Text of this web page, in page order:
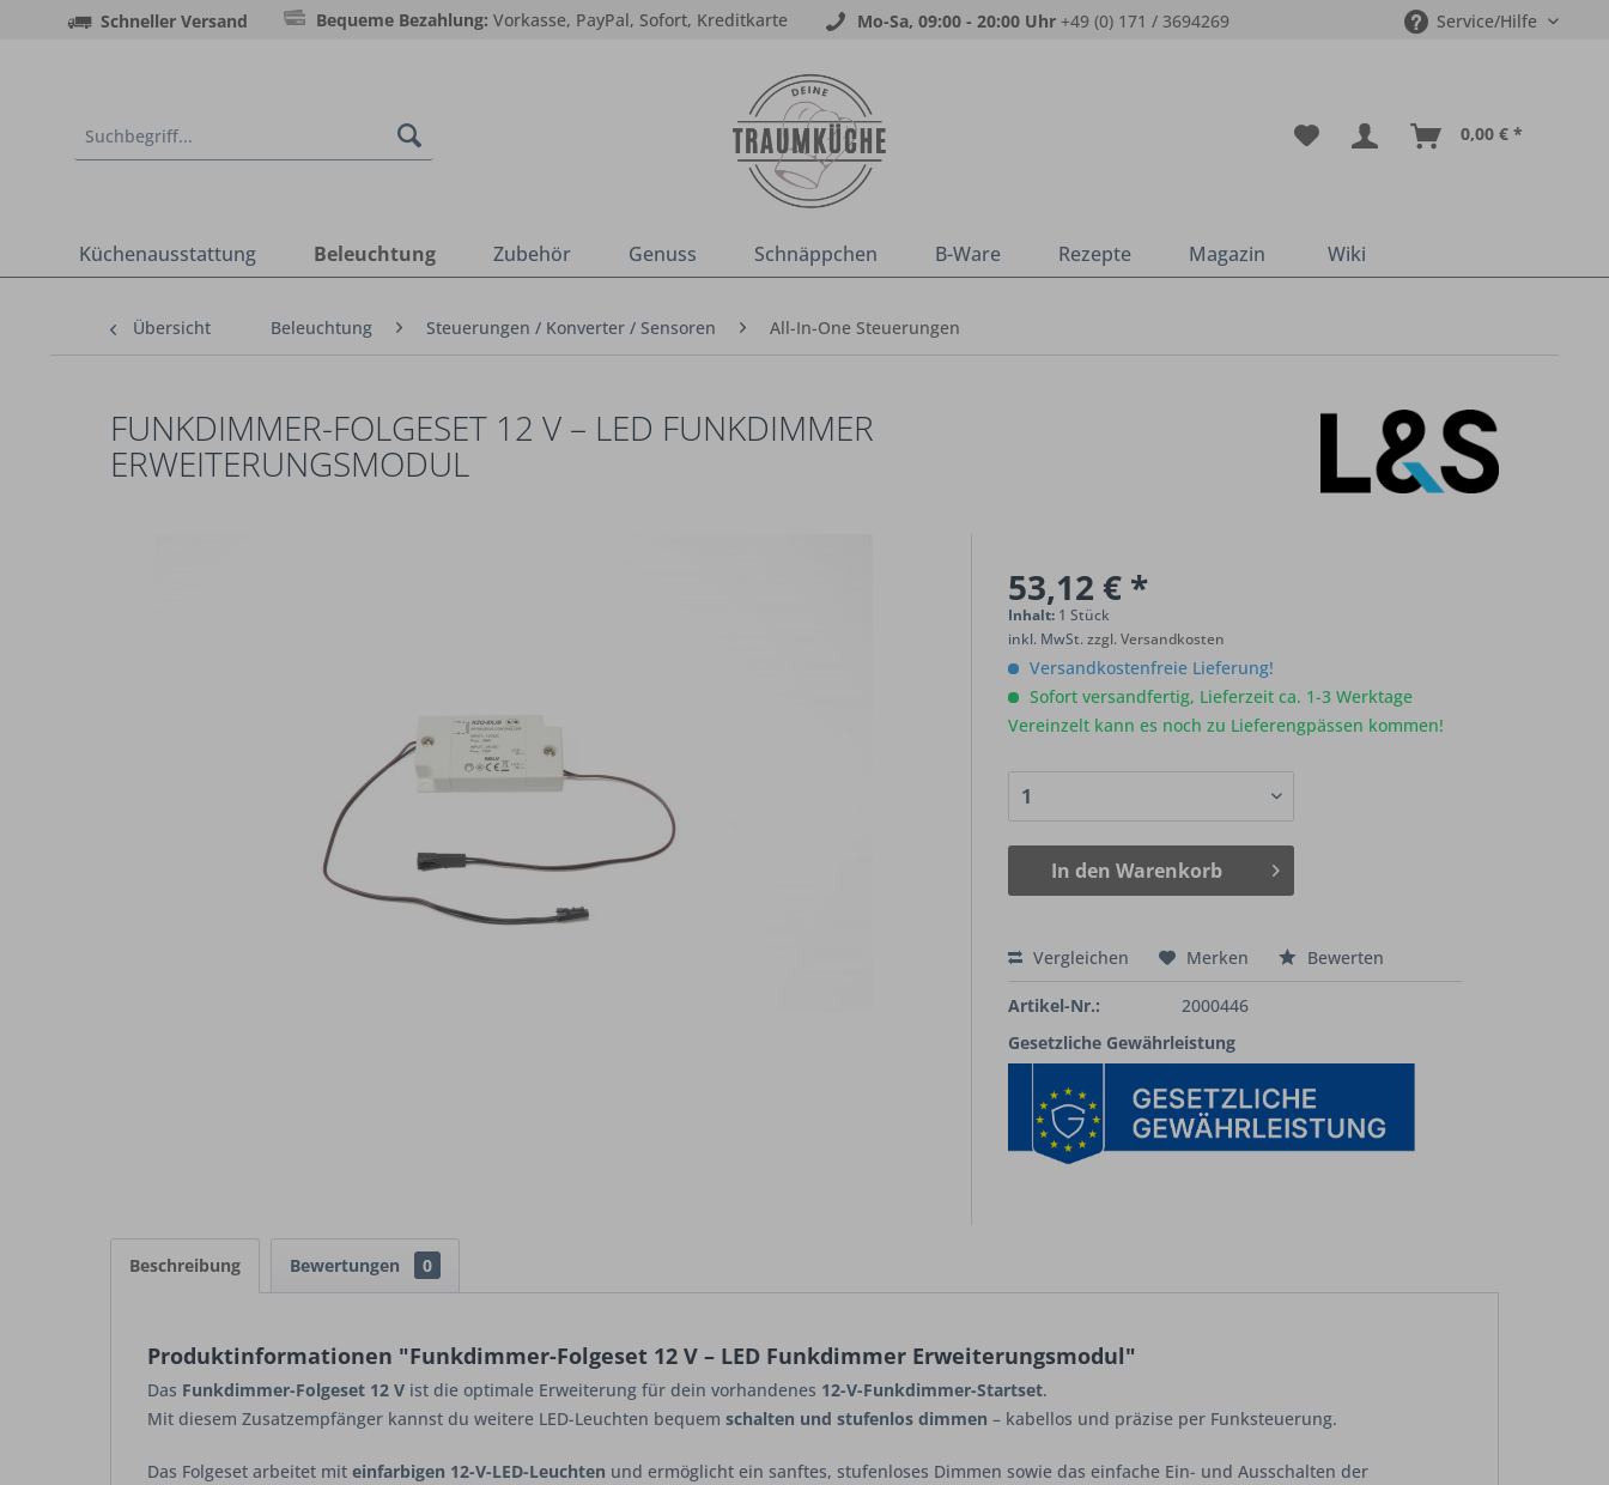
Schneller Versand Bequeme Bezahlung: Vorkasse, PayPal, Sofort, Kreditkarte Mo-Sa, 09:00 - 20:00 Uhr +49 (0) 171 / 3694269 Service/Hilfe
0,00 € *
Küchenausstattung Beleuchtung Zubehör Genuss Schnäppchen B-Ware Rezepte Magazin Wiki
Übersicht Beleuchtung Steuerungen / Konverter / Sensoren All-In-One Steuerungen
FUNKDIMMER-FOLGESET 12 V – LED FUNKDIMMER
ERWEITERUNGSMODUL
53,12 € *
Inhalt: 1 Stück
inkl. MwSt.zzgl. Versandkosten
Versandkostenfreie Lieferung!
Sofort versandfertig, Lieferzeit ca. 1-3 Werktage
Vereinzelt kann es noch zu Lieferengpässen kommen!
In den Warenkorb
Vergleichen Merken Bewerten
Artikel-Nr.:
2000446
Gesetzliche Gewährleistung
Beschreibung Bewertungen 0
Produktinformationen "Funkdimmer-Folgeset 12 V – LED Funkdimmer Erweiterungsmodul"
Das Funkdimmer-Folgeset 12 V ist die optimale Erweiterung für dein vorhandenes 12-V-Funkdimmer-Startset.
Mit diesem Zusatzempfänger kannst du weitere LED-Leuchten bequem schalten und stufenlos dimmen – kabellos und präzise per Funksteuerung.
Das Folgeset arbeitet mit einfarbigen 12-V-LED-Leuchten und ermöglicht ein sanftes, stufenloses Dimmen sowie das einfache Ein- und Ausschalten der